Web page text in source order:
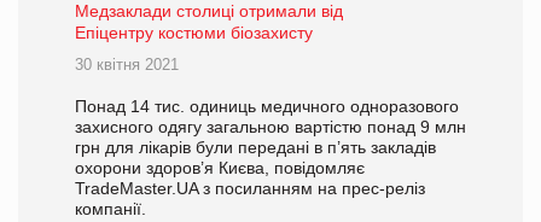
Медзаклади столиці отримали від
Епіцентру костюми біозахисту
30 квітня 2021
Понад 14 тис. одиниць медичного одноразового
захисного одягу загальною вартістю понад 9 млн
грн для лікарів були передані в п’ять закладів
охорони здоров’я Києва, повідомляє
TradeMaster.UA з посиланням на прес-реліз
компанії.